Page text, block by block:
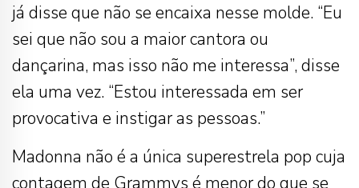
já disse que não se encaixa nesse molde. “Eu
sei que não sou a maior cantora ou
dançarina, mas isso não me interessa”, disse
ela uma vez. “Estou interessada em ser
provocativa e instigar as pessoas.”
Madonna não é a única superestrela pop cuja
contagem de Grammys é menor do que se